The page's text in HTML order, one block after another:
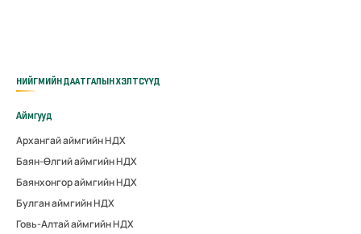
НИЙГМИЙН ДААТГАЛЫН ХЭЛТСҮҮД
Аймгууд
Архангай аймгийн НДХ
Баян-Өлгий аймгийн НДХ
Баянхонгор аймгийн НДХ
Булган аймгийн НДХ
Говь-Алтай аймгийн НДХ